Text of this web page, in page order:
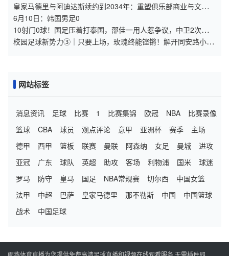
皇家马德里与阿迪达斯续约到2034年：重塑俱乐部商业与文化命
运的八年合同
6月10日：韩国男足0
10射门0球！国足压着打泰国，邵佳一用人惹争议，中卫2次低级
失误
校园足球新势力③｜只要上场，玫瑰终能铿锵！解开同安路小学
网站标签
消息资讯 足球 比赛 1 比赛集锦 欧冠 NBA
比赛录像
篮球
CBA 球员 观点评论 意甲 亚洲杯 赛季
主场
德甲
西甲 篮板 联赛 曼联 阿森纳 女足 曼城
进攻
亚冠
广东 球队 英超 助攻 客场 利物浦 国米
球迷
罗马
防守 皇马 国足 NBA常规赛 切尔西
中国女篮
法甲
中超 巴萨 皇家马德里 那不勒斯 中国
中国篮球
战术
中国足球
雨燕体育直播为您提供免费高清足球直播和视频在线观看服务,无需插件即